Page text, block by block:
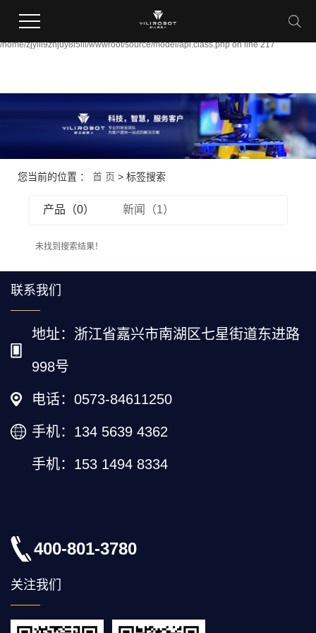
file_put_contents(/home/zjyili9znjuy8i5lli/wwwroot/source/cache/
/home/zjyili9znjuy8i5lli/wwwroot/source/model/api.class.php on line 217
您当前的位置 ： 首 页 > 标签搜索
产品（0） 新闻（1）
未找到搜索结果！
联系我们
地址：浙江省嘉兴市南湖区七星街道东进路
998号
电话：0573-84611250
手机：134 5639 4362
手机：153 1494 8334
400-801-3780
关注我们